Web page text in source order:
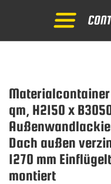
qm, H2150 x
Dach außen
1270 mm
montiert